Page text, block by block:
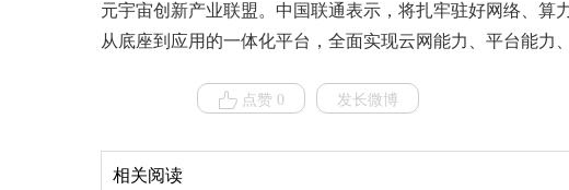
元宇宙创新产业联盟。中国联通表示，将扎牢驻好网络、
从底座到应用的一体化平台，全面实现云网能力、平台能力
点赞 0 发长微博
相关阅读